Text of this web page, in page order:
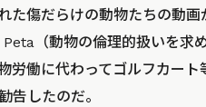
傷だらけの動物たちの動
（動物の倫理的扱いを求
労働に代わってゴルフカー
告したのだ。